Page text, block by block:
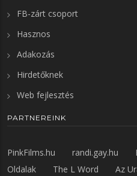
FB-zárt csoport
Hasznos
Adakozás
Hirdetőknek
Web fejlesztés
PARTNEREINK
PinkFilms.hu randi.gay.hu
Oldalak
The L Word Az